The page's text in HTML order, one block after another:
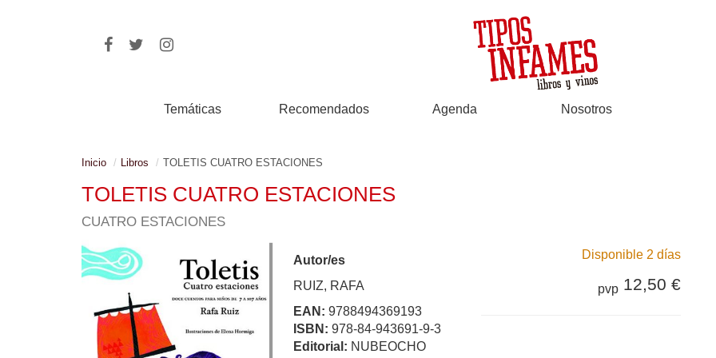
Temáticas Recomendados Agenda Nosotros
Inicio Libros TOLETIS CUATRO ESTACIONES
TOLETIS CUATRO ESTACIONES
CUATRO ESTACIONES
Autor/es
RUIZ, RAFA
EAN: 9788494369193
ISBN: 978-84-943691-9-3
Editorial: NUBEOCHO
Disponible 2 días
pvp 12,50 €